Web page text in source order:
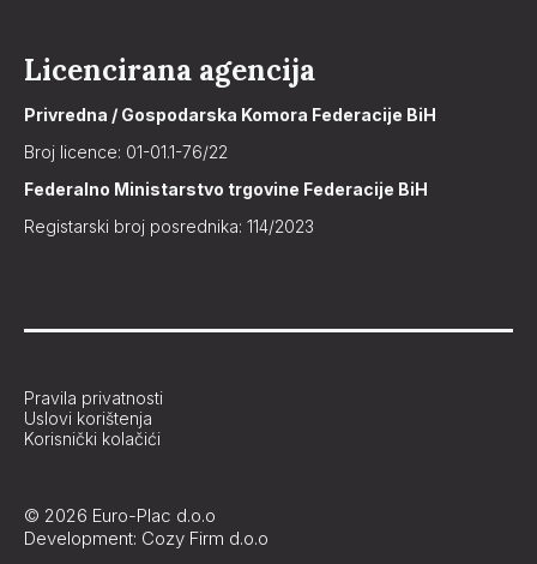
Licencirana agencija
Privredna / Gospodarska Komora Federacije BiH
Broj licence: 01-01.1-76/22
Federalno Ministarstvo trgovine Federacije BiH
Registarski broj posrednika: 114/2023
© 2026 Euro-Plac d.o.o
Development: Cozy Firm d.o.o
Pravila privatnosti
Uslovi korištenja
Korisnički kolačići